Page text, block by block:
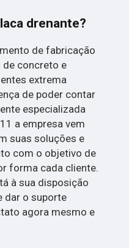
drenante?
de fabricação
concreto e
extrema
de poder contar
especializada
a empresa vem
suas soluções e
com o objetivo de
forma cada cliente.
à sua disposição
dar o suporte
agora mesmo e